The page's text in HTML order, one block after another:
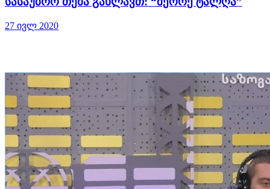
27 ივლ 2020